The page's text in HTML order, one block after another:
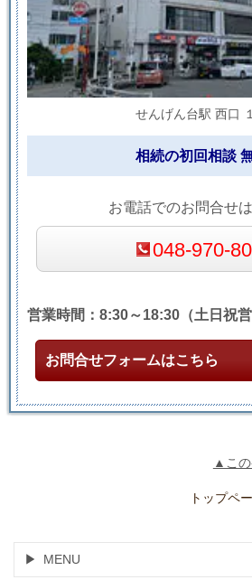
せんげん台駅 西口
相続の初回相談
お電話でのお問合せ
048-970-
営業時間：8:30～18:30（土日祝営
お問合せフォームはこちら
▲この
トップペ
MENU